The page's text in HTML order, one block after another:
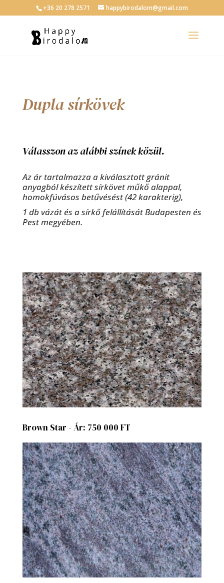
+36 20 278 2571 happybirodalom@gmail.com
Dupla sírkövek
Válasszon az alábbi színek közül.
Az ár tartalmazza a kiválasztott gránit
anyagból készített sírkövet műkő alappal,
homokfúvásos betűvésést (42 karakterig),
1 db vázát és a sírkő felállítását Budapesten és
Pest megyében.
Brown Star - Ár: 750 000 FT